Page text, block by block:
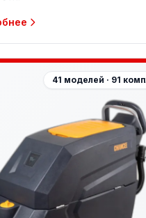
41 моделей · 91